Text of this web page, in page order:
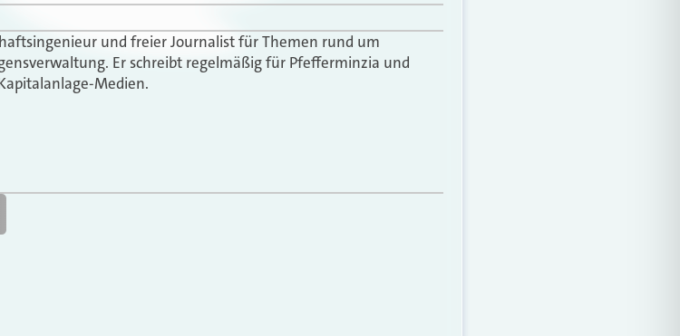
und freier Journalist für Themen rund um
Er schreibt regelmäßig für Pfefferminzia und
Medien.